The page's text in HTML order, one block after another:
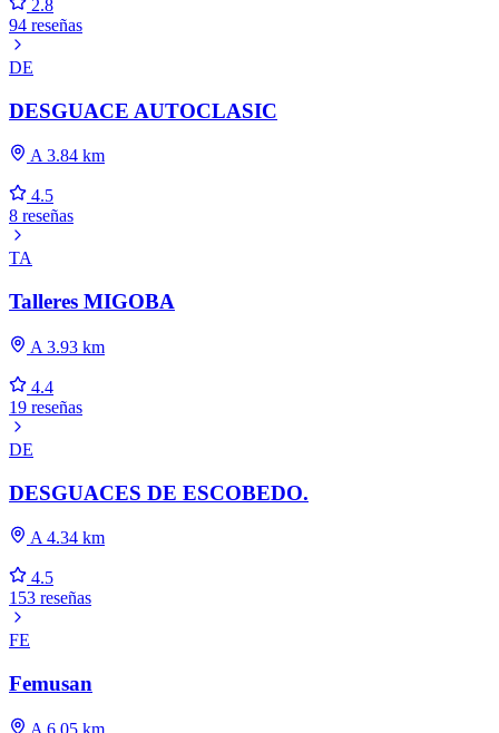
2.8
94 reseñas
DE
DESGUACE AUTOCLASIC
A 3.84 km
4.5
8 reseñas
TA
Talleres MIGOBA
A 3.93 km
4.4
19 reseñas
DE
DESGUACES DE ESCOBEDO.
A 4.34 km
4.5
153 reseñas
FE
Femusan
A 6.05 km